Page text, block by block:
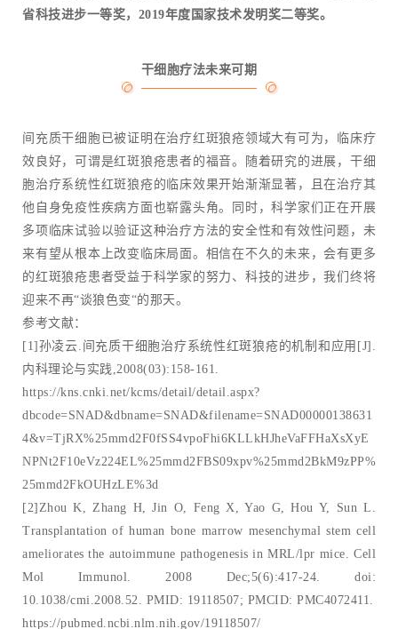
省科技进步一等奖，2019年度国家技术发明奖二等奖。
干细胞疗法未来可期
间充质干细胞已被证明在治疗红斑狼疮领域大有可为，临床疗
效良好，可谓是红斑狼疮患者的福音。随着研究的进展，干细
胞治疗系统性红斑狼疮的临床效果开始渐渐显著，且在治疗其
他自身免疫性疾病方面也崭露头角。同时，科学家们正在开展
多项临床试验以验证这种治疗方法的安全性和有效性问题，未
来有望从根本上改变临床局面。相信在不久的未来，会有更多
的红斑狼疮患者受益于科学家的努力、科技的进步，我们终将
迎来不再“谈狼色变“的那天。
参考文献：
[1]孙凌云.间充质干细胞治疗系统性红斑狼疮的机制和应用[J].
内科理论与实践,2008(03):158-161.
https://kns.cnki.net/kcms/detail/detail.aspx?
dbcode=SNAD&dbname=SNAD&filename=SNAD00000138631
4&v=TjRX%25mmd2F0fSS4vpoFhi6KLLkHJheVaFFHaXsXyE
NPNt2F10eVz224EL%25mmd2FBS09xpv%25mmd2BkM9zPP%
25mmd2FkOUHzLE%3d
[2]Zhou K, Zhang H, Jin O, Feng X, Yao G, Hou Y, Sun L.
Transplantation of human bone marrow mesenchymal stem cell
ameliorates the autoimmune pathogenesis in MRL/lpr mice. Cell
Mol Immunol. 2008 Dec;5(6):417-24. doi:
10.1038/cmi.2008.52. PMID: 19118507; PMCID: PMC4072411.
https://pubmed.ncbi.nlm.nih.gov/19118507/